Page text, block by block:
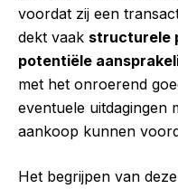
voordat zij een
dekt vaak structurele
potentiële
met het onroerend
eventuele uitdagingen
aankoop kunnen
Het begrijpen van